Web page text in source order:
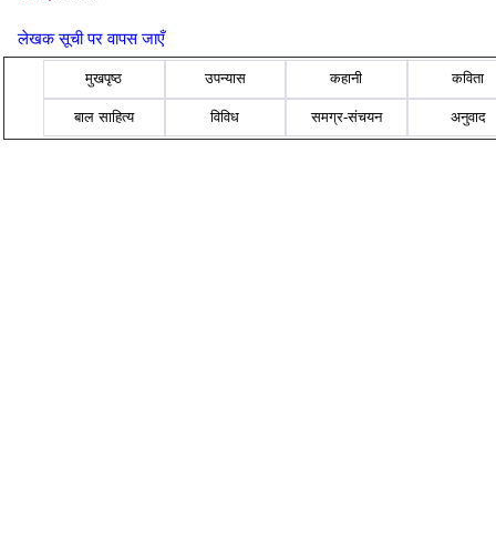
लेखक सूची पर वापस जाएँ
मुखपृष्ठ उपन्यास कहानी कविता
बाल साहित्य विविध समग्र-संचयन अनुवाद